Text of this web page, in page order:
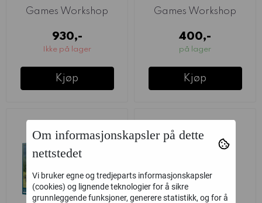
Empire
Games Workshop
930,-
Ikke på lager
Kjøp
Of The Empire
Games Workshop
400,-
på lager
Kjøp
Om informasjonskapsler på dette
nettstedet
Vi bruker egne og tredjeparts informasjonskapsler
(cookies) og lignende teknologier for å sikre
grunnleggende funksjoner, generere statistikk, og for å